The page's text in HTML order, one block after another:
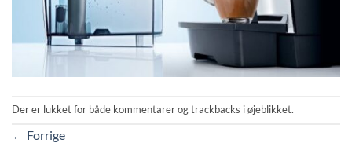
Der er lukket for både kommentarer og trackbacks i øjeblikket.
← Forrige